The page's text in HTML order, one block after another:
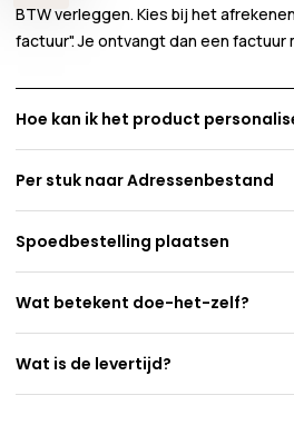
BTW verleggen. Kies bij het
factuur". Je ontvangt dan een factuur
Hoe kan ik het product
Per stuk naar Adressenbestand
Spoedbestelling plaatsen
Wat betekent doe-het-zelf?
Wat is de levertijd?